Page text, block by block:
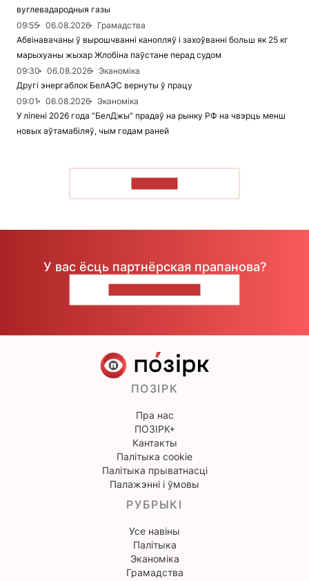
вуглевадародныя газы
09:55
06.08.2026
Грамадства
Абвінавачаны ў вырошчванні канопляў і захоўванні больш як 25 кг
марыхуаны жыхар Жлобіна паўстане перад судом
09:30
06.08.2026
Эканоміка
Другі энергаблок БелАЭС вернуты ў працу
09:01
06.08.2026
Эканоміка
У ліпені 2026 года “БелДжы” прадаў на рынку РФ на чвэрць менш
новых аўтамабіляў, чым годам раней
У вас ёсць партнёрская прапанова?
ПОЗІРК
Пра нас
ПОЗІРК+
Кантакты
Палітыка cookie
Палітыка прыватнасці
Палажэнні і ўмовы
РУБРЫКІ
Усе навіны
Палітыка
Эканоміка
Грамадства